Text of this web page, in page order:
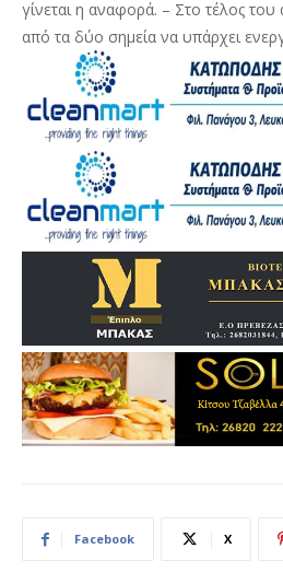
γίνεται η αναφορά. – Στο τέλος
από τα δύο σημεία να υπάρχει
Facebook X